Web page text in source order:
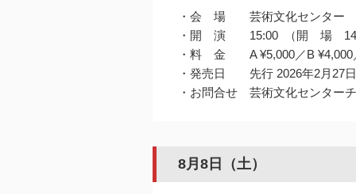
・会 場 芸術文化センター
・開 演 15:00 （開 場
・料 金 A ¥5,000／B ¥4,000
・発売日 先行 2026年2月27
・お問合せ 芸術文化センター
8月8日（土）